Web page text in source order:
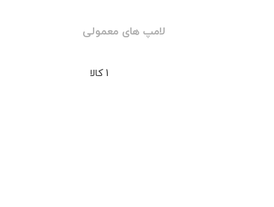
لامپ های معمولی
1 کالا